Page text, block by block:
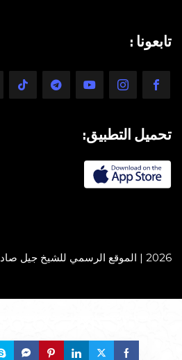
تابعونا :
تحميل التطبيق:
2026 | الموقع الرسمي للشيخ جيل صادق